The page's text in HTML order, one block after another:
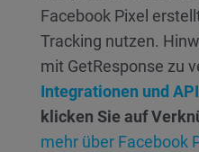
Facebook Pixel
Tracking nutzen.
mit GetResponse zu
Integrationen und API
klicken Sie auf
mehr über Facebook